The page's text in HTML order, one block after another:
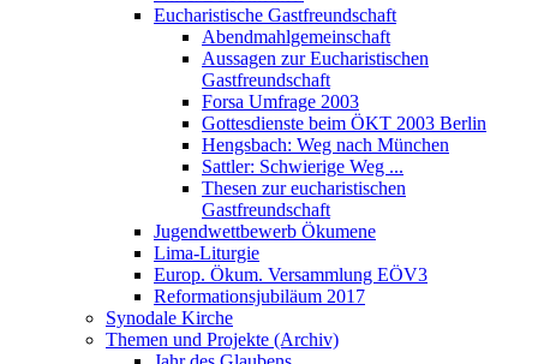
Eucharistische Gastfreundschaft
Abendmahlgemeinschaft
Aussagen zur Eucharistischen
Gastfreundschaft
Forsa Umfrage 2003
Gottesdienste beim ÖKT 2003 Berlin
Hengsbach: Weg nach München
Sattler: Schwierige Weg ...
Thesen zur eucharistischen
Gastfreundschaft
Jugendwettbewerb Ökumene
Lima-Liturgie
Europ. Ökum. Versammlung EÖV3
Reformationsjubiläum 2017
Synodale Kirche
Themen und Projekte (Archiv)